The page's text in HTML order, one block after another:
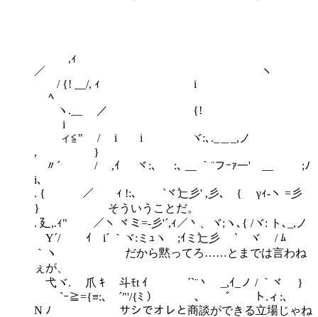
,ｨ
／ ヽ
/ {! __/, ｨ i
ﾍ
ヽ.__ ／ {!
i
ィ≦" / i i ヾ:､._＿_,ノ
, }
〃´ / ,ｲ ヾ:､ :､ __ ｀¨フｰｧ一' __ ;ﾉ
i､
. { ／ ｨ !:､ `ヾ辷彡' ,彡､ { γｨ-ヽ =彡
} そういうことだ。
. 廴,.ｨ" ／ヽ ヾミ=-彡'´,ｨ／丶、ヾ;ヽ､{ /ヾ: ト､_,ノ
Y´/ ｲ i´ ｀ヾ:ミｭヽ ;ｲミ辷彡 ` ヾ / ﾑ
｀ヽ だから黙ってろ……とまでは言わね
ぇが、
弋ヾ. 爪 ｷ 斗ﾓt ｲ ￣´`¨丶 _,ｲ_ノ / ｀ヾ }
`ｰ≧={≡:､ ´"'/{ﾐ ） ､ ﾞ ト.ィ:､
N ﾉ サシでオレと商談ができる立場じゃね